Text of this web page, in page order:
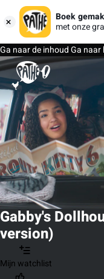
Boek
met onze
Ga naar de inhoudGa naar
Gabby's
version)
Mijn watchlist